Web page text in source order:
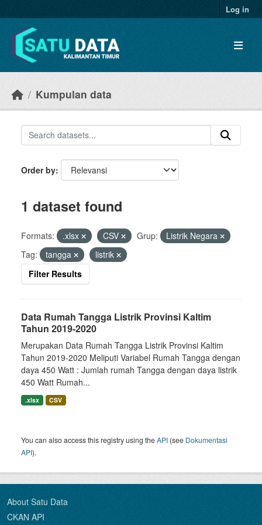
Log in
Kumpulan data
Order by
1 dataset found
Formats: .xlsx CSV Grup:
Listrik Negara
Tag:
tangga
listrik
Filter Results
Data Rumah Tangga Listrik Provinsi Kaltim
Tahun 2019-2020
Merupakan Data Rumah Tangga Listrik Provinsi Kaltim
Tahun 2019-2020 Meliputi Variabel Rumah Tangga dengan
daya 450 Watt : Jumlah rumah Tangga dengan daya listrik
450 Watt Rumah...
.xlsx CSV
You can also access this registry using theAPI (see Dokumentasi
API).
About Satu Data
CKAN API